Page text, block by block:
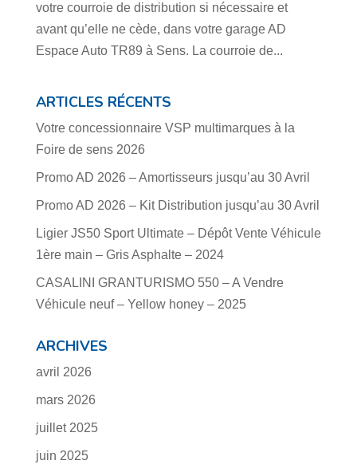
votre courroie de distribution si nécessaire et
avant qu’elle ne cède, dans votre garage AD
Espace Auto TR89 à Sens. La courroie de...
ARTICLES RÉCENTS
Votre concessionnaire VSP multimarques à la
Foire de sens 2026
Promo AD 2026 – Amortisseurs jusqu’au 30 Avril
Promo AD 2026 – Kit Distribution jusqu’au 30 Avril
Ligier JS50 Sport Ultimate – Dépôt Vente Véhicule
1ère main – Gris Asphalte – 2024
CASALINI GRANTURISMO 550 – A Vendre
Véhicule neuf – Yellow honey – 2025
ARCHIVES
avril 2026
mars 2026
juillet 2025
juin 2025